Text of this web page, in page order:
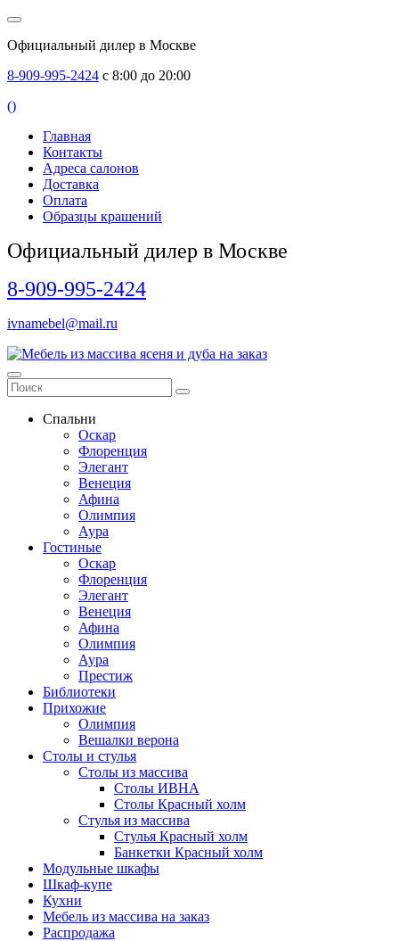
Официальный дилер в Москве
8-909-995-2424 с 8:00 до 20:00
()
Главная
Контакты
Адреса салонов
Доставка
Оплата
Образцы крашений
Официальный дилер в Москве
8-909-995-2424
ivnamebel@mail.ru
Спальни
Оскар
Флоренция
Элегант
Венеция
Афина
Олимпия
Аура
Гостиные
Оскар
Флоренция
Элегант
Венеция
Афина
Олимпия
Аура
Престиж
Библиотеки
Прихожие
Олимпия
Вешалки верона
Столы и стулья
Столы из массива
Столы ИВНА
Столы Красный холм
Стулья из массива
Стулья Красный холм
Банкетки Красный холм
Модульные шкафы
Шкаф-купе
Кухни
Мебель из массива на заказ
Распродажа